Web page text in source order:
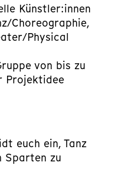
Künstler:innen
Choreographie,
Physical
von bis zu
Projektidee
euch ein, Tanz
Sparten zu